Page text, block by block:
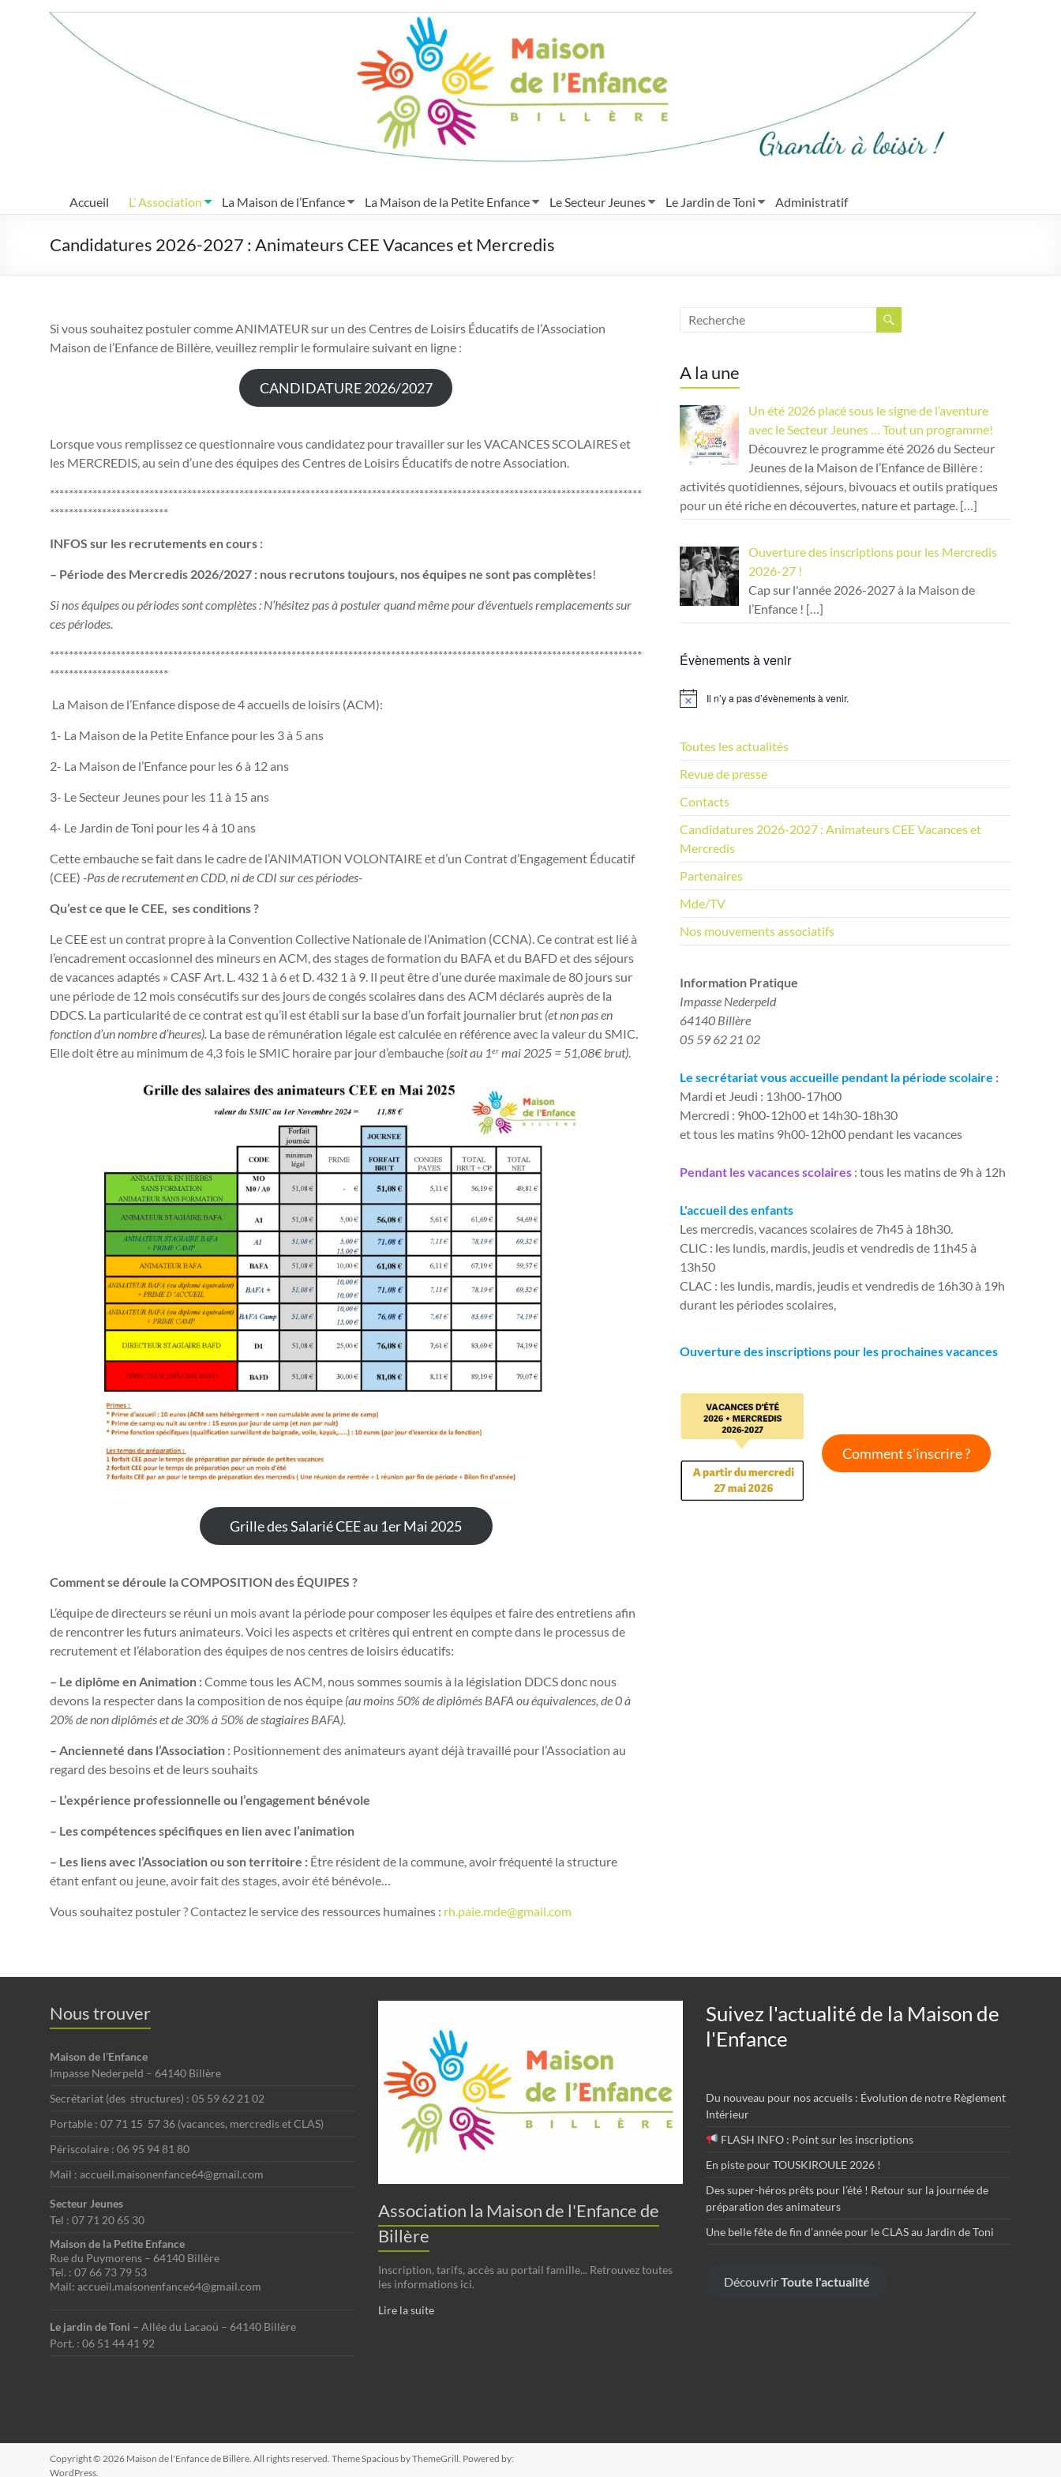
Maison
l'Enfance
Accueil L’ Association La Maison de l’Enfance La Maison de la Petite Enfance Le Secteur Jeunes Le Jardin de Toni Administratif
Candidatures 2026-2027 : Animateurs CEE Vacances et Mercredis
Si vous souhaitez postuler comme ANIMATEUR sur un des Centres de Loisirs Éducatifs de l’Association
Maison de l’Enfance de Billère, veuillez remplir le formulaire suivant en ligne :
CANDIDATURE 2026/2027
Lorsque vous remplissez ce questionnaire vous candidatez pour travailler sur les VACANCES SCOLAIRES et
les MERCREDIS, au sein d’une des équipes des Centres de Loisirs Éducatifs de notre Association.
*****************************************************************************************************************************
*************************
INFOS sur les recrutements en cours :
– Période des Mercredis 2026/2027 : nous recrutons toujours, nos équipes ne sont pas complètes!
Si nos équipes ou périodes sont complètes : N’hésitez pas à postuler quand même pour d’éventuels remplacements sur
ces périodes.
*****************************************************************************************************************************
*************************
La Maison de l’Enfance dispose de 4 accueils de loisirs (ACM):
1- La Maison de la Petite Enfance pour les 3 à 5 ans
2- La Maison de l’Enfance pour les 6 à 12 ans
3- Le Secteur Jeunes pour les 11 à 15 ans
4- Le Jardin de Toni pour les 4 à 10 ans
Cette embauche se fait dans le cadre de l’ANIMATION VOLONTAIRE et d’un Contrat d’Engagement Éducatif
(CEE) -Pas de recrutement en CDD, ni de CDI sur ces périodes-
Qu’est ce que le CEE, ses conditions ?
Le CEE est un contrat propre à la Convention Collective Nationale de l’Animation (CCNA). Ce contrat est lié à
l’encadrement occasionnel des mineurs en ACM, des stages de formation du BAFA et du BAFD et des séjours
de vacances adaptés » CASF Art. L. 432 1 à 6 et D. 432 1 à 9. Il peut être d’une durée maximale de 80 jours sur
une période de 12 mois consécutifs sur des jours de congés scolaires dans des ACM déclarés auprès de la
DDCS. La particularité de ce contrat est qu’il est établi sur la base d’un forfait journalier brut (et non pas en
fonction d’un nombre d’heures). La base de rémunération légale est calculée en référence avec la valeur du SMIC.
Elle doit être au minimum de 4,3 fois le SMIC horaire par jour d’embauche (soit au 1er mai 2025 = 51,08€ brut)
Grille des Salarié CEE au 1er Mai 2025
Comment se déroule la COMPOSITION des ÉQUIPES ?
L’équipe de directeurs se réuni un mois avant la période pour composer les équipes et faire des entretiens afin
de rencontrer les futurs animateurs. Voici les aspects et critères qui entrent en compte dans le processus de
recrutement et l’élaboration des équipes de nos centres de loisirs éducatifs:
– Le diplôme en Animation :Comme tous les ACM, nous sommes soumis à la législation DDCS donc nous
devons la respecter dans la composition de nos équipe (au moins 50% de diplômés BAFA ou équivalences, de 0 à
20% de non diplômés et de 30% à 50% de stagiaires BAFA).
– Ancienneté dans l’Association : Positionnement des animateurs ayant déjà travaillé pour l’Association au
regard des besoins et de leurs souhaits
– L’expérience professionnelle ou l’engagement bénévole
– Les compétences spécifiques en lien avec l’animation
– Les liens avec l’Association ou son territoire : Être résident de la commune, avoir fréquenté la structure
étant enfant ou jeune, avoir fait des stages, avoir été bénévole…
Vous souhaitez postuler ? Contactez le service des ressources humaines : rh.paie.mde@gmail.com
A la une
Un été 2026 placé sous le signe de l’aventure
avec le Secteur Jeunes … Tout un programme!
Découvrez le programme été 2026 du Secteur
Jeunes de la Maison de l’Enfance de Billère :
activités quotidiennes, séjours, bivouacs et outils pratiques
pour un été riche en découvertes, nature et partage. […]
Ouverture des inscriptions pour les Mercredis
2026-27 !
Cap sur l'année 2026-2027 à la Maison de
l’Enfance ! […]
Évènements à venir
N
i
c
Il n’y a pas d’évènements à venir.
Toutes les actualités
Revue de presse
Contacts
Candidatures 2026-2027 : Animateurs CEE Vacances et
Mercredis
Partenaires
Mde/TV
Nos mouvements associatifs
Information Pratique​
Impasse Nederpeld
64140 Billère
05 59 62 21 02
Le secrétariat vous accueille pendant la période scolaire :
Mardi et Jeudi : 13h00-17h00
Mercredi : 9h00-12h00 et 14h30-18h30
et tous les matins 9h00-12h00 pendant les vacances
Pendant les vacances scolaires : tous les matins de 9h à 12h
L'accueil des enfants
Les mercredis, vacances scolaires de 7h45 à 18h30.
CLIC : les lundis, mardis, jeudis et vendredis de 11h45 à
13h50
CLAC : les lundis, mardis, jeudis et vendredis de 16h30 à 19h
durant les périodes scolaires,
Ouverture des inscriptions pour les prochaines vacances
Comment s'inscrire ?
Nous trouver
Maison de l’Enfance
Impasse Nederpeld – 64140 Billère
Secrétariat (des structures) : 05 59 62 21 02
Portable : 07 71 15 57 36 (vacances, mercredis et CLAS)
Périscolaire : 06 95 94 81 80
Mail : accueil.maisonenfance64@gmail.com
Secteur Jeunes
Tel : 07 71 20 65 30
Maison de la Petite Enfance
Rue du Puymorens – 64140 Billère
Tel. : 07 66 73 79 53
Mail: accueil.maisonenfance64@gmail.com
Le jardin de Toni – Allée du Lacaoü – 64140 Billère
Port. : 06 51 44 41 92
Association la Maison de l'Enfance de
Billère
Inscription, tarifs, accès au portail famille... Retrouvez toutes
les informations ici.
Lire la suite
Suivez l'actualité de la Maison de
l'Enfance
Du nouveau pour nos accueils : Évolution de notre Règlement
Intérieur
FLASH INFO : Point sur les inscriptions
En piste pour TOUSKIROULE 2026 !
Des super-héros prêts pour l’été ! Retour sur la journée de
préparation des animateurs
Une belle fête de fin d’année pour le CLAS au Jardin de Toni
DécouvrirToute l'actualité
Copyright © 2026 Maison de l'Enfance de Billère. All rights reserved. ThemeSpacious by ThemeGrill. Powered by:
WordPress.